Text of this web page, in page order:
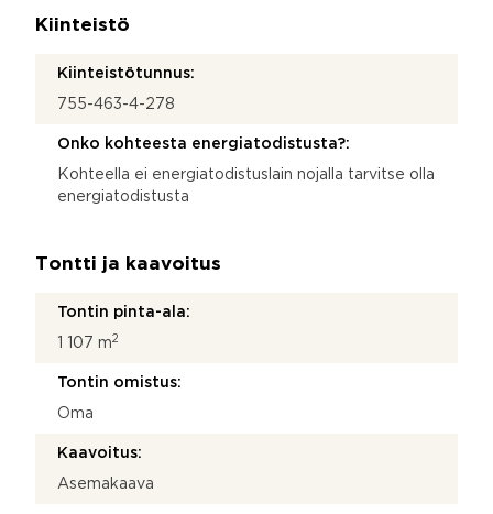
Kiinteistö
Kiinteistötunnus:
755-463-4-278
Onko kohteesta energiatodistusta?:
Kohteella ei energiatodistuslain nojalla tarvitse olla
energiatodistusta
Tontti ja kaavoitus
Tontin pinta-ala:
1 107 m2
Tontin omistus:
Oma
Kaavoitus:
Asemakaava